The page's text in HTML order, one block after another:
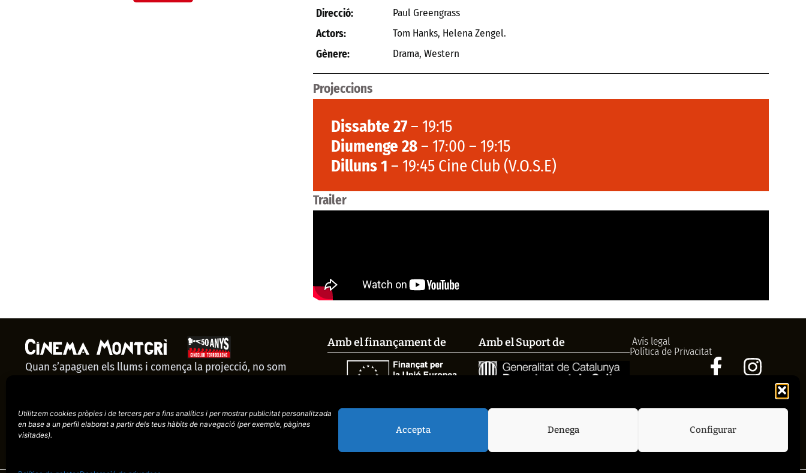
Utilitzem cookies pròpies i de tercers per a fins analítics i per mostrar publicitatpersonalitzada
en base a un perfil elaborat a partir dels teus hàbits de navegació (perexemple, pàgines
visitades).
Accepta Denega Configurar
Direcció:
Paul Greengrass
Actors:
Tom Hanks, Helena Zengel.
Gènere:
Drama, Western
Projeccions
Dissabte 27– 19:15
Diumenge 28– 17:00 – 19:15
Dilluns 1 – 19:45 Cine Club (V.O.S.E)
Trailer
Quan s’apaguen els llums i comença la projecció, no som
viure junts.CADA SESSIÓ ÉS POSSIBLE GRÀCIES A TU.
CUIDEM EL NOSTRE CINEMA. FEM-LO
Amb el finançament de Amb el Suport de
Avís legal
Política de Privacitat
cctorroellenc@gmail.com